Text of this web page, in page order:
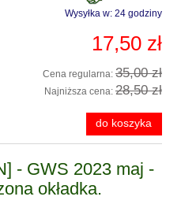
Wysyłka w: 24 godziny
17,50 zł
Cena regularna: 35,00 zł
Najniższa cena: 28,50 zł
do koszyka
- GWS 2023 maj -
okładka.